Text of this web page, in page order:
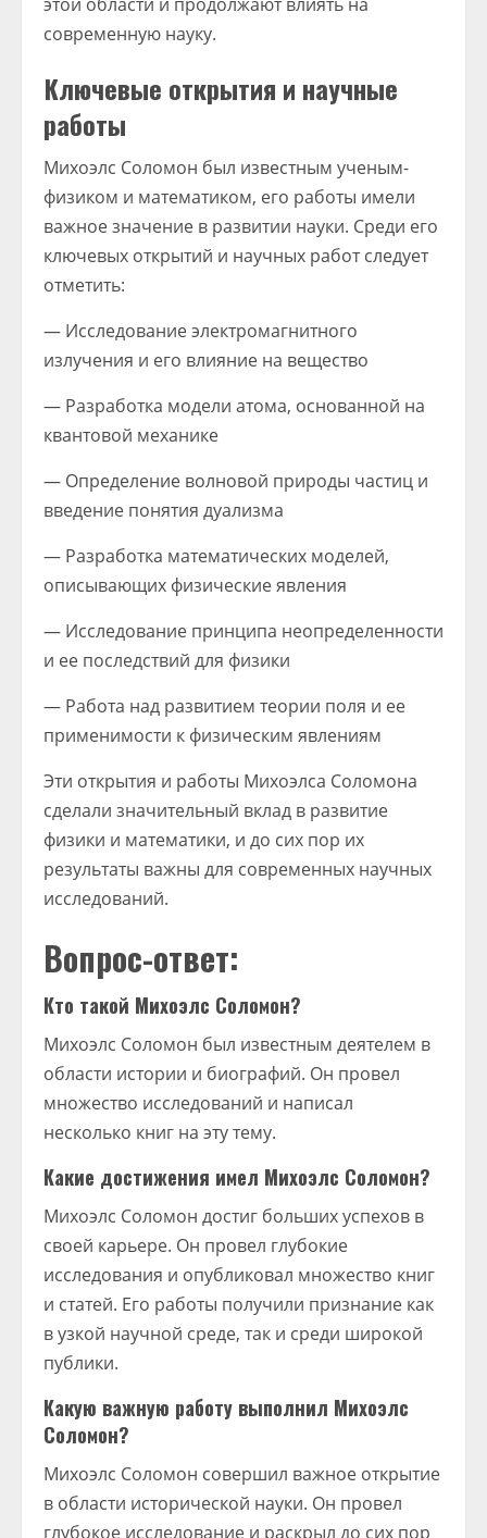
современную науку.
Ключевые открытия и научные
работы
Михоэлс Соломон был известным ученым-
физиком и математиком, его работы имели
важное значение в развитии науки. Среди его
ключевых открытий и научных работ следует
отметить:
— Исследование электромагнитного
излучения и его влияние на вещество
— Разработка модели атома, основанной на
квантовой механике
— Определение волновой природы частиц и
введение понятия дуализма
— Разработка математических моделей,
описывающих физические явления
— Исследование принципа неопределенности
и ее последствий для физики
— Работа над развитием теории поля и ее
применимости к физическим явлениям
Эти открытия и работы Михоэлса Соломона
сделали значительный вклад в развитие
физики и математики, и до сих пор их
результаты важны для современных научных
исследований.
Вопрос-ответ:
Кто такой Михоэлс Соломон?
Михоэлс Соломон был известным деятелем в
области истории и биографий. Он провел
множество исследований и написал
несколько книг на эту тему.
Какие достижения имел Михоэлс Соломон?
Михоэлс Соломон достиг больших успехов в
своей карьере. Он провел глубокие
исследования и опубликовал множество книг
и статей. Его работы получили признание как
в узкой научной среде, так и среди широкой
публики.
Какую важную работу выполнил Михоэлс
Соломон?
Михоэлс Соломон совершил важное открытие
в области исторической науки. Он провел
глубокое исследование и раскрыл до сих пор